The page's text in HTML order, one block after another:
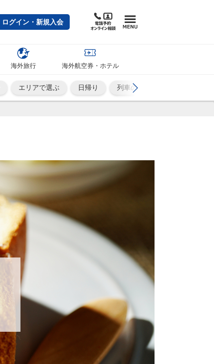
ログイン・新規入会
海外旅行 海外航空券・ホテル
エリアで選ぶ 日帰り 列車の旅